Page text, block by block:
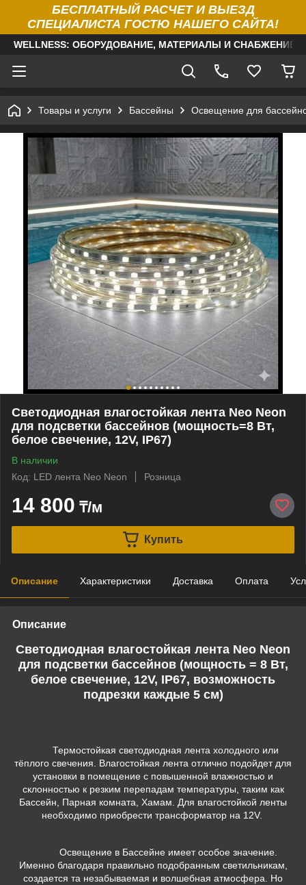
БЕСПЛАТНЫЙ РАСЧЕТ И ВЫЕЗД
СПЕЦИАЛИСТА ГОСТЮ НАШЕГО САЙТА!
WELLNESS: ОБОРУДОВАНИЕ, МАТЕРИАЛЫ И
Товары и услуги Бассейны Освещение для
Cветодиодная влагостойкая лента Neo Neon
для подсветки бассейнов (мощность=8 Вт,
белое свечение, 12V, IP67)
В наличии
Код: LED лента Neo Neon
Розница
14 800 ₸/м
Купить
Описание Характеристики Доставка Оплата
Описание
Cветодиодная влагостойкая лента Neo Neon
для подсветки бассейнов (мощность = 8 Вт,
белое свечение, 12V, IP67, возможность
подрезки каждые 5 см)
Термостойкая светодиодная лента холодного или
тёплого свечения. Влагостойкая лента отлично подойдет для
установки в помещение с повышенной влажностью и
склонностью к резким перепадам температуры, таким как
Бассейн, Парная комната, Хамам. Для влагостойкой ленты
необходимо приобрести трансформатор на 12V.
Освещение в Бассейне имеет особое значение.
Именно благодаря правильно подобранным светильникам,
создается та незабываемая и волшебная атмосфера. Но